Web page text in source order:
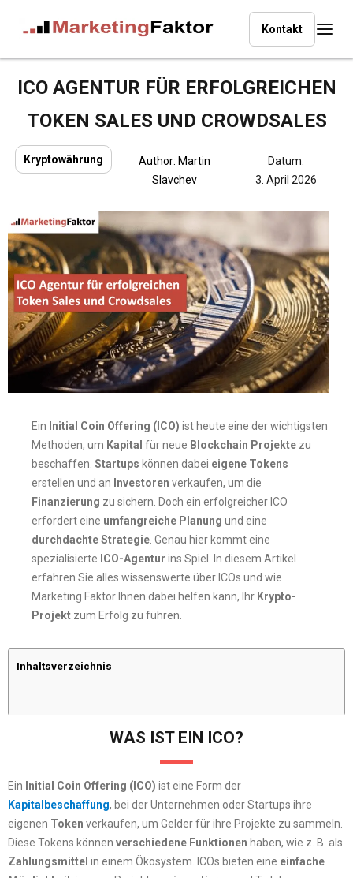
Kontakt
ICO AGENTUR FÜR ERFOLGREICHEN
TOKEN SALES UND CROWDSALES
Kryptowährung Author: Martin
Slavchev
Datum:
3. April 2026
Ein Initial Coin Offering (ICO) ist heute eine der wichtigsten
Methoden, um Kapital für neue Blockchain Projekte zu
beschaffen. Startups können dabei eigene Tokens
erstellen und an Investoren verkaufen, um die
Finanzierung zu sichern. Doch ein erfolgreicher ICO
erfordert eine umfangreiche Planung und eine
durchdachte Strategie . Genau hier kommt eine
spezialisierte ICO-Agentur ins Spiel. In diesem Artikel
erfahren Sie alles wissenswerte über ICOs und wie
Marketing Faktor Ihnen dabei helfen kann, Ihr Krypto-
Projekt zum Erfolg zu führen.
Inhaltsverzeichnis
WAS IST EIN ICO?
Ein Initial Coin Offering (ICO) ist eine Form der
Kapitalbeschaffung, bei der Unternehmen oder Startups ihre
eigenen Token verkaufen, um Gelder für ihre Projekte zu sammeln.
Diese Tokens können verschiedene Funktionen haben, wie z. B. als
Zahlungsmittel in einem Ökosystem. ICOs bieten eine einfache